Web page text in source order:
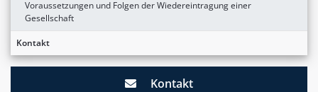
Voraussetzungen und Folgen der Wiedereintragung einer
Gesellschaft
Kontakt
Kontakt